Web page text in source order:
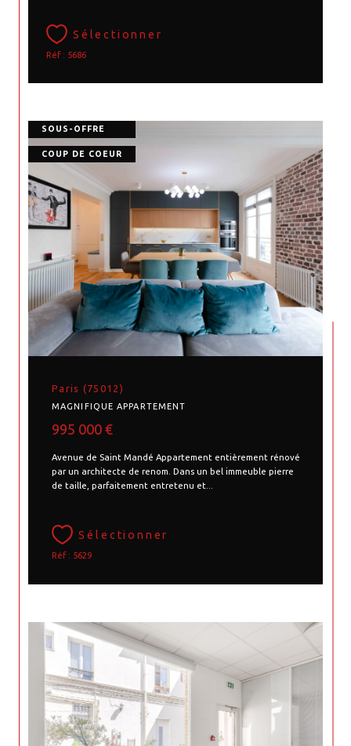
Sélectionner
Réf : 5686
Paris (75012)
MAGNIFIQUE APPARTEMENT
995 000 €
Avenue de Saint Mandé Appartement entièrement rénové
par un architecte de renom. Dans un bel immeuble pierre
de taille, parfaitement entretenu et...
Sélectionner
Réf : 5629
SOUS-OFFRE
COUP DE COEUR